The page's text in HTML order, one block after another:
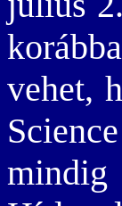
vehet,